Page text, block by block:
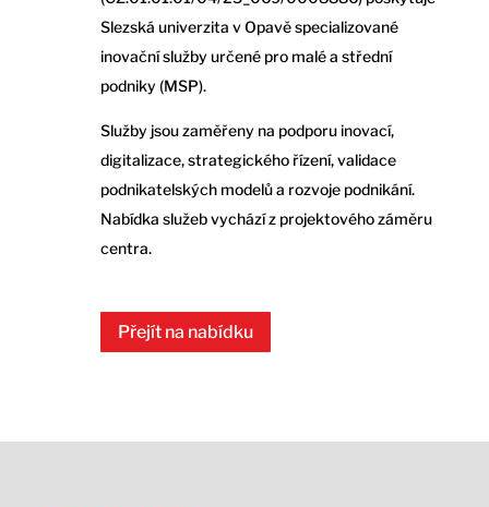
Slezská univerzita v Opavě specializované
inovační služby určené pro malé a střední
podniky (MSP).
Služby jsou zaměřeny na podporu inovací,
digitalizace, strategického řízení, validace
podnikatelských modelů a rozvoje podnikání.
Nabídka služeb vychází z projektového záměru
centra.
Přejít na nabídku